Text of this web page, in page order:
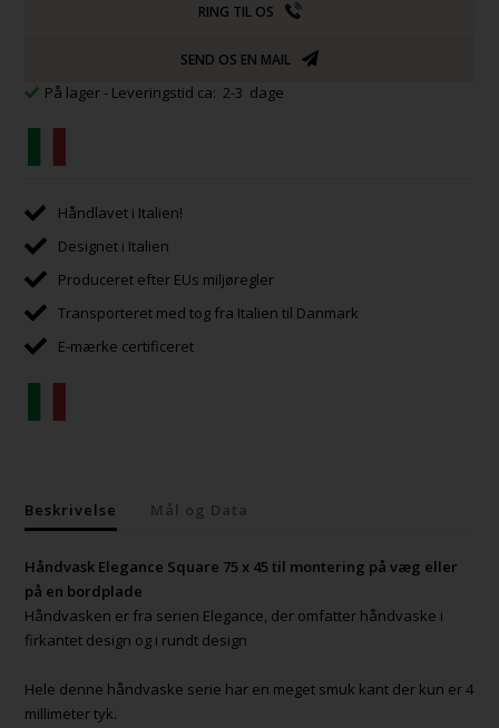
RING TIL OS
SEND OS EN MAIL
På lager - Leveringstid ca: 2-3 dage
Håndlavet i Italien!
Designet i Italien
Produceret efter EUs miljøregler
Transporteret med tog fra Italien til Danmark
E-mærke certificeret
Beskrivelse Mål og Data
Håndvask Elegance Square 75 x 45 til montering på væg eller
på en bordplade
Håndvasken er fra serien Elegance, der omfatter håndvaske i
firkantet design og i rundt design
Hele denne håndvaske serie har en meget smuk kant der kun er 4
millimeter tyk.